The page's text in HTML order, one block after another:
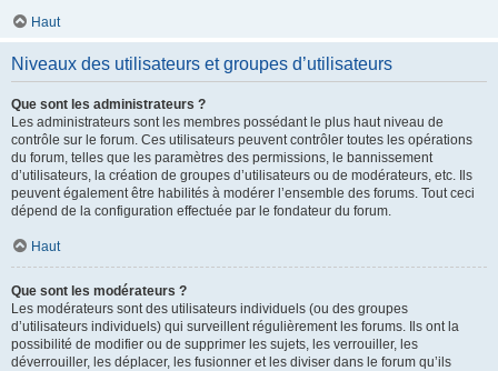
Haut
Niveaux des utilisateurs et groupes d’utilisateurs
Que sont les administrateurs ?
Les administrateurs sont les membres possédant le plus haut niveau de
contrôle sur le forum. Ces utilisateurs peuvent contrôler toutes les opérations
du forum, telles que les paramètres des permissions, le bannissement
d’utilisateurs, la création de groupes d’utilisateurs ou de modérateurs, etc. Ils
peuvent également être habilités à modérer l’ensemble des forums. Tout ceci
dépend de la configuration effectuée par le fondateur du forum.
Haut
Que sont les modérateurs ?
Les modérateurs sont des utilisateurs individuels (ou des groupes
d’utilisateurs individuels) qui surveillent régulièrement les forums. Ils ont la
possibilité de modifier ou de supprimer les sujets, les verrouiller, les
déverrouiller, les déplacer, les fusionner et les diviser dans le forum qu’ils